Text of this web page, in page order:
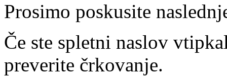
Prosimo poskusite
Če ste spletni naslov
preverite črkovanje.